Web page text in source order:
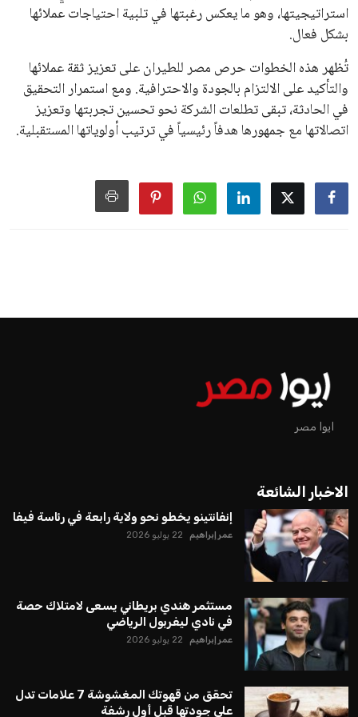
2027، ويجعله المرشح الأكثر حظًا حتى الآن.
لإنفانتينو في الآونة الأخيرة. حتى الآن، لم يتقدم أي مرشح منافس
في السباق الانتخابي، ولم تتمكن الأصوات المعارضة من التوصل إلى
اسم يوازن موقف إنفانتينو، قبل انتهاء فترة الترشح في نوفمبر
المقبل.
بما في ذلك الاتحاد الأفريقي والآسيوي، بالإضافة إلى دعم غالبية
اتحادات أمريكا الجنوبية والكونكاكاف. وقد ساهمت مجموعة من
القرارات التي اتخذها في زيادة الموارد المالية لهذه الاتحادات، فضلاً
عن رفع عدد الفرق المشاركة في كأس العالم، وإطلاق بطولات دولية
جديدة تحت مظلة “فيفا”.
على الجانب الآخر، تتركز المعارضة بشكل ملحوظ داخل القارة
الأوروبية، حيث ارتفعت حدة الانتقادات الموجهة إلى إنفانتينو
بسبب التوسع المستمر في البطولات الدولية وأثر ذلك على الجدول
الزمني للمسابقات المحلية. وقد دعا رئيس رابطة الدوري الإسباني،
خافيير تيباس، إلى تنحّي إنفانتينو، معتبراً أن سياساته تضر بصناعة
كرة القدم وتزيد من ضغوط المباريات.